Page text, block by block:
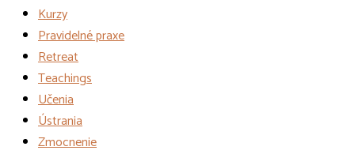
Kurzy
Pravidelné praxe
Retreat
Teachings
Učenia
Ústrania
Zmocnenie